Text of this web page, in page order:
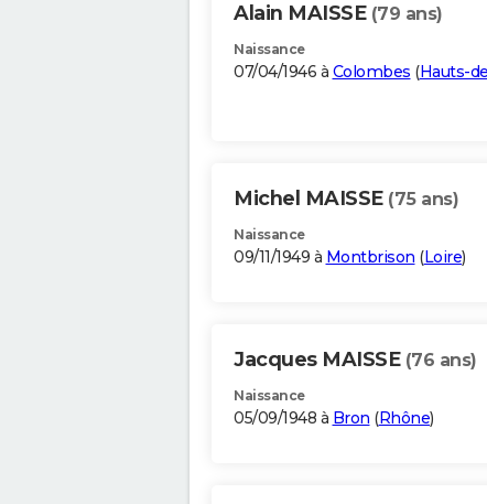
Alain MAISSE (79 ans)
Naissance
07/04/1946 à Colombes (Hauts-
Michel MAISSE (75 ans)
Naissance
09/11/1949 à Montbrison (Loire)
Jacques MAISSE (76 ans)
Naissance
05/09/1948 à Bron (Rhône)